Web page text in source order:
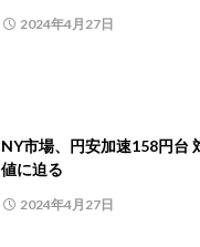
2024年4月27日
NY市場、円安加速158円台
値に迫る
2024年4月27日